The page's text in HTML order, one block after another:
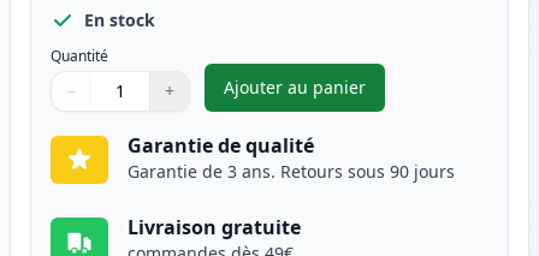
En stock
Quantité
Quantité
Utilisez les boutons pour ajuster
− +
Quantité
Ajouter au panier
,Brother TN321BK toner
Garantie de qualité
Garantie de 3 ans. Retours sous 90 jours
Livraison gratuite